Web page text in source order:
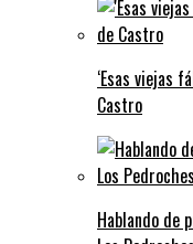
‘Esas viejas
Castro
Hablando de